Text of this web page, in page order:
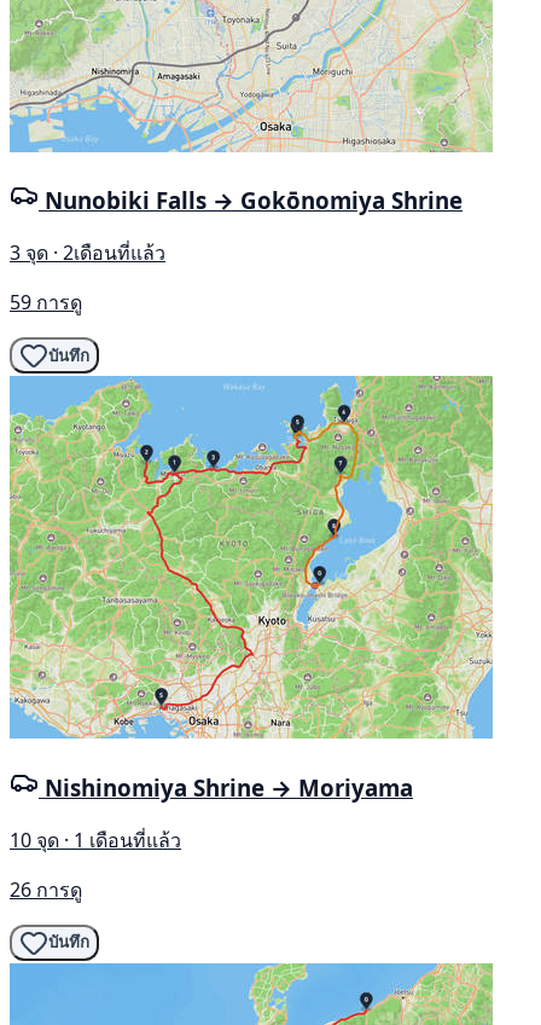
Nunobiki Falls → Gokōnomiya Shrine
3 จุด · 2เดือนที่แล้ว
59 การดู
บันทึก
Nishinomiya Shrine → Moriyama
10 จุด · 1 เดือนที่แล้ว
26 การดู
บันทึก